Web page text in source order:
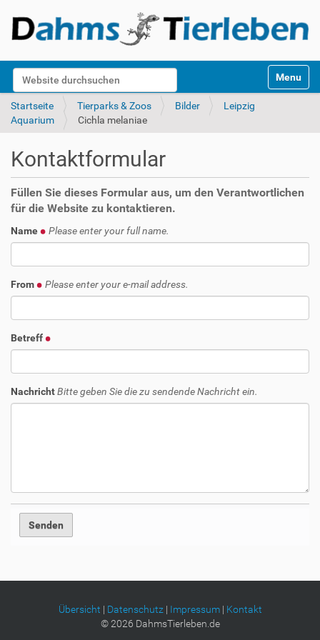
Website durchsuchen
k
Toggle
Startseite Tierparks & Zoos Bilder
Leipzig
Aquarium
Cichla melaniae
Kontaktformular
Füllen Sie dieses Formular aus, um den Verantwortlichen
für die Website zu kontaktieren.
Name Please enter your full name.
From Please enter your e-mail address.
Betreff
NachrichtBitte geben Sie die zu sendende Nachricht ein.
Übersicht | Datenschutz| Impressum| Kontakt
©2026 DahmsTierleben.de